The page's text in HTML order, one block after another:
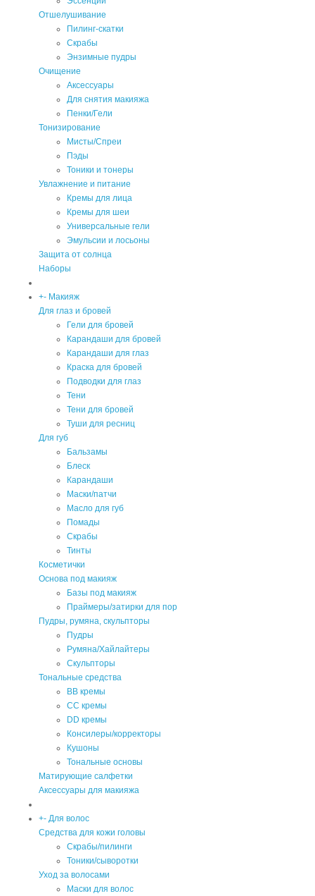
Отшелушивание
Пилинг-скатки
Скрабы
Энзимные пудры
Очищение
Аксессуары
Для снятия макияжа
Пенки/Гели
Тонизирование
Мисты/Спреи
Пэды
Тоники и тонеры
Увлажнение и питание
Кремы для лица
Кремы для шеи
Универсальные гели
Эмульсии и лосьоны
Защита от солнца
Наборы
+- Макияж
Для глаз и бровей
Гели для бровей
Карандаши для бровей
Карандаши для глаз
Краска для бровей
Подводки для глаз
Тени
Тени для бровей
Туши для ресниц
Для губ
Бальзамы
Блеск
Карандаши
Маски/патчи
Масло для губ
Помады
Скрабы
Тинты
Косметички
Основа под макияж
Базы под макияж
Праймеры/затирки для пор
Пудры, румяна, скульпторы
Пудры
Румяна/Хайлайтеры
Скульпторы
Тональные средства
BB кремы
CC кремы
DD кремы
Консилеры/корректоры
Кушоны
Тональные основы
Матирующие салфетки
Аксессуары для макияжа
+- Для волос
Средства для кожи головы
Скрабы/пилинги
Тоники/сыворотки
Уход за волосами
Маски для волос